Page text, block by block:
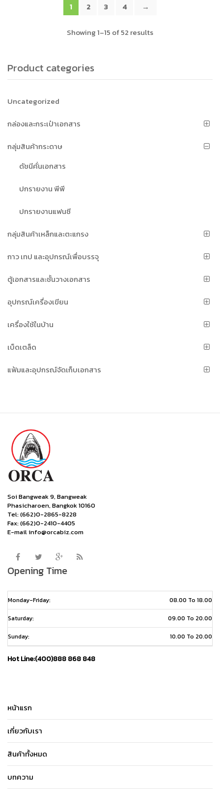
1 2 3 4 →
Showing 1–15 of 52 results
Product categories
Uncategorized
กล่องและกระเป๋าเอกสาร
กลุ่มสินค้ากระดาษ
ดัชนีคั่นเอกสาร
ปกรายงาน พีพี
ปกรายงานแฟนซี
กลุ่มสินค้าเหล็กและตะแกรง
กาว เทป และอุปกรณ์เพื่อบรรจุ
ตู้เอกสารและชั้นวางเอกสาร
อุปกรณ์เครื่องเขียน
เครื่องใช้ในบ้าน
เบ็ดเตล็ด
แฟ้มและอุปกรณ์จัดเก็บเอกสาร
Soi Bangweak 9, Bangweak
Phasicharoen, Bangkok 10160
Tel: (662)0-2865-8228
Fax: (662)0-2410-4405
E-mail info@orcabiz.com
Opening Time
Monday-Friday: 08.00 To 18.00
Saturday: 09.00 To 20.00
Sunday: 10.00 To 20.00
Hot Line:(400)888 868 848
หน้าแรก
เกี่ยวกับเรา
สินค้าทั้งหมด
บทความ